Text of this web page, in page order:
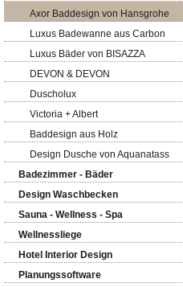
Axor Baddesign von Hansgrohe
Luxus Badewanne aus Carbon
Luxus Bäder von BISAZZA
DEVON & DEVON
Duscholux
Victoria + Albert
Baddesign aus Holz
Design Dusche von Aquanatass
Badezimmer - Bäder
Design Waschbecken
Sauna - Wellness - Spa
Wellnessliege
Hotel Interior Design
Planungssoftware